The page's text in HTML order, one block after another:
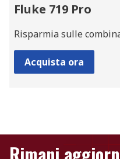
Fluke 719 Pro
Risparmia sulle
Acquista ora